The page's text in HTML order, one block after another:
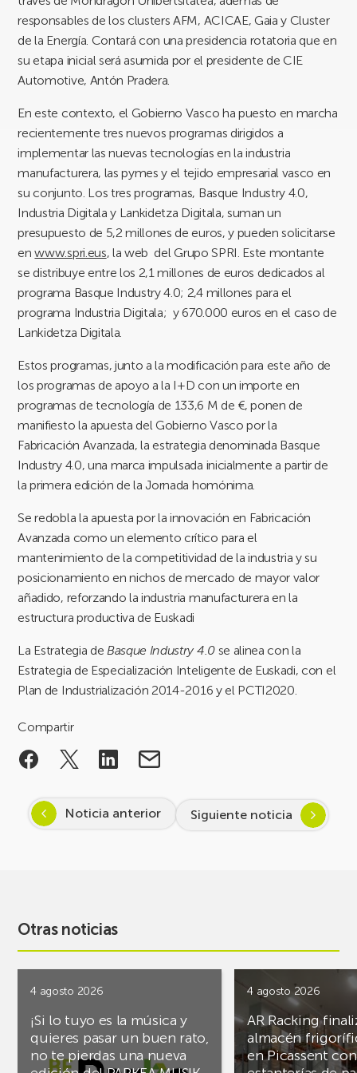
responsables de los clusters AFM, ACICAE, Gaia y Cluster
de la Energía. Contará con una presidencia rotatoria que en
su etapa inicial será asumida por el presidente de CIE
Automotive, Antón Pradera.
En este contexto, el Gobierno Vasco ha puesto en marcha
recientemente tres nuevos programas dirigidos a
implementar las nuevas tecnologías en la industria
manufacturera, las pymes y el tejido empresarial vasco en
su conjunto. Los tres programas, Basque Industry 4.0,
Industria Digitala y Lankidetza Digitala, suman un
presupuesto de 5,2 millones de euros, y pueden solicitarse
enwww.spri.eus, la web del Grupo SPRI. Este montante
se distribuye entre los 2,1 millones de euros dedicados al
programa Basque Industry 4.0; 2,4 millones para el
programa Industria Digitala; y 670.000 euros en el caso de
Lankidetza Digitala.
Estos programas, junto a la modificación para este año de
los programas de apoyo a la I+D con un importe en
programas de tecnología de 133,6 M de €, ponen de
manifiesto la apuesta del Gobierno Vasco por la
Fabricación Avanzada, la estrategia denominada Basque
Industry 4.0, una marca impulsada inicialmente a partir de
la primera edición de la Jornada homónima.
Se redobla la apuesta por la innovación en Fabricación
Avanzada como un elemento crítico para el
mantenimiento de la competitividad de la industria y su
posicionamiento en nichos de mercado de mayor valor
añadido, reforzando la industria manufacturera en la
estructura productiva de Euskadi
La Estrategia de Basque Industry 4.0se alinea con la
Estrategia de Especialización Inteligente de Euskadi, con el
Plan de Industrialización 2014-2016 y el PCTI2020.
Compartir
Noticia anterior Siguiente noticia
Otras noticias
4 agosto 2026
¡Si lo tuyo es la música y
quieres pasar un buen rato,
no te pierdas una nueva
4 agosto 2026
AR Racking
almacén
en Picassent con